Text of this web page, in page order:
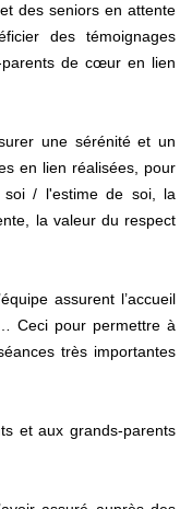
des seniors en attente
des témoignages
parents de cœur en lien
une sérénité et un
en lien réalisées, pour
soi / l'estime de soi, la
la valeur du respect
assurent l’accueil
Ceci pour permettre à
très importantes
et aux grands-parents